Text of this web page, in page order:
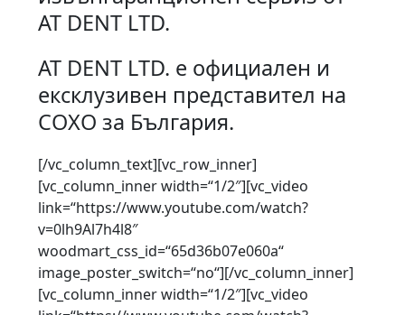
AT DENT LTD.
АТ DENT LTD. е официален и
ексклузивен представител на
COXO за България.
[/vc_column_text][vc_row_inner]
[vc_column_inner width=“1/2″][vc_video
link=“https://www.youtube.com/watch?
v=0lh9Al7h4l8″
woodmart_css_id=“65d36b07e060a“
image_poster_switch=“no“][/vc_column_inner]
[vc_column_inner width=“1/2″][vc_video